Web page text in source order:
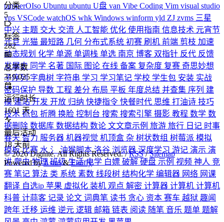
tamperOIso Ubuntu ubuntu U盘 van Vibe Coding Vim visual studio
vps VSCode watchOS whk Windows winform yld ZJ zvms 三星
中兴 主题 交大 交流 人工智能 优化 使用指南 信息技术 元宵节
元旦 光猫 最短路 几何 分布式系统 初赛 刷机 前端 剪枝 加速
动态规划 化学 单源 单调栈 单选 南京 博客 双指针 反代 反馈
发展史 同学 名著 国际 图论 在线 备案 复杂度 复赛 奇思妙想
子序列字典树 字符串 学习 学习笔记 学校 学生包 安装 实战
密码保护 导数 工程 差分 布局 平板 年度总结 并查集 序列 建
模建站开发 开放 归纳 快捷指令 快餐时代 思维 打油诗 技巧
技术 抓包 折腾 换脸 控制台 搜索 搜索引擎 摄影 教程 数学 数
据删除 数据库 数据结构 数论 文文章示例 旅游 旅行 日记 时事
春天智力 服务器 机器视觉 机顶盒 杂 树状数组 树莓派 模拟
模板比赛 水氵油猴脚本洛谷 浏览器深度学习 游记 演示 演
讲爬虫物理班级生活电学 白嫖 破解 硬盘 示例 视频 神人 竞
赛 笔记 算法 类 系统 素数 线段树 结构化学 编辑器 网络 网课
翻译 自选ip 苹果 虚拟化 装机 观点 解密 计算器 计算机 计算机
科普 计蒜客 记录 论文 词典笔 读书 贪心 资本 赛车 越狱 趣闻
跨年 迁移 运维 逆元 逻辑 邮箱 链表 阅读 随笔 音乐 题单 题解
分类
5
标签
282
总字数
319,025
运行时长
1601 天
最后活动
18 天前
©2026Dignite. All Rights Reserved. /RSS/Sitemap
Powered byAstro&Firefly